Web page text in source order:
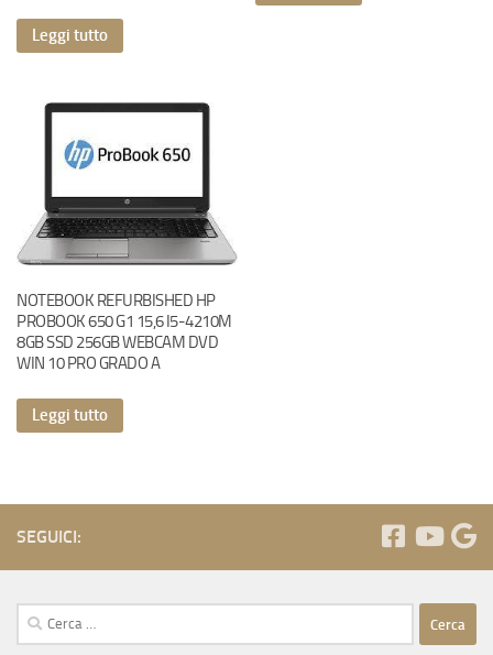
Leggi tutto
NOTEBOOK REFURBISHED HP
PROBOOK 650 G1 15,6 I5-4210M
8GB SSD 256GB WEBCAM DVD
WIN 10 PRO GRADO A
Leggi tutto
SEGUICI:
Ricerca
per: